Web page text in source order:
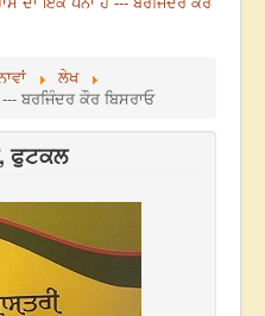
ਲੇਖ
ਬਰਜਿੰਦਰ ਕੌਰ ਬਿਸਰਾਓ
ਫੁਟਕਲ